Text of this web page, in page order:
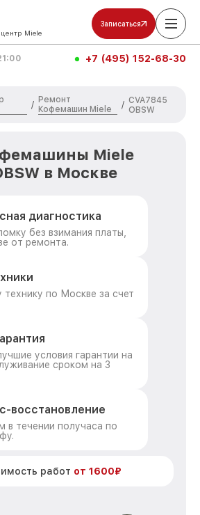
Miele
Записаться
+7 (495) 152-68-30
/
Ремонт
Кофемашин Miele
/ CVA7845
OBSW
Miele
в Москве
диагностика
без взимания платы,
от ремонта.
по Москве за счет
условия гарантии на
сроком на 3
восстановление
в течении получаса по
работ от 1600₽